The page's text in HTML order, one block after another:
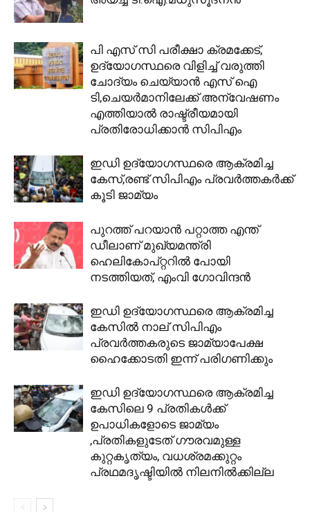
പി എസ് സി പരീക്ഷാ ക്രമക്കേട്,
ഉദ്യോഗസ്ഥരെ വിളിച്ച് വരുത്തി
ചോദ്യം ചെയ്യാൻ എസ് ഐ
ടി,ചെയർമാനിലേക്ക് അന്വേഷണം
എത്തിയാൽ രാഷ്ട്രീയമായി
പ്രതിരോധിക്കാൻ സിപിഎം
ഇഡി ഉദ്യോഗസ്ഥരെ ആക്രമിച്ച
കേസ്,രണ്ട് സിപിഎം പ്രവര്‍ത്തകര്‍ക്ക്
കൂടി ജാമ്യം
പുറത്ത് പറയാന്‍ പറ്റാത്ത എന്ത്
ഡീലാണ് മുഖ്യമന്ത്രി
ഹെലികോപ്റ്ററില്‍ പോയി
നടത്തിയത്, എംവി ഗോവിന്ദന്‍
ഇഡി ഉദ്യോഗസ്ഥരെ ആക്രമിച്ച
കേസില്‍ നാല് സിപിഎം
പ്രവര്‍ത്തകരുടെ ജാമ്യാപേക്ഷ
ഹൈക്കോടതി ഇന്ന് പരിഗണിക്കും
ഇഡി ഉദ്യോഗസ്ഥരെ ആക്രമിച്ച
കേസിലെ 9 പ്രതികള്‍ക്ക്
ഉപാധികളോടെ ജാമ്യം
,പ്രതികളുടേത് ഗൗരവമുള്ള
കുറ്റകൃത്യം, വധശ്രമക്കുറ്റം
പ്രഥമദൃഷ്ടിയില്‍ നിലനില്‍ക്കില്ല